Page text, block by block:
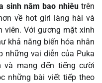
sinh năm bao nhiêutrên
về hot girl làng hài và
viên. Với gương mặt xinh
khả năng biến hóa nhân
những vai diễn của Puka
và mang đến tiếng cười
những bài viết tiếp theo